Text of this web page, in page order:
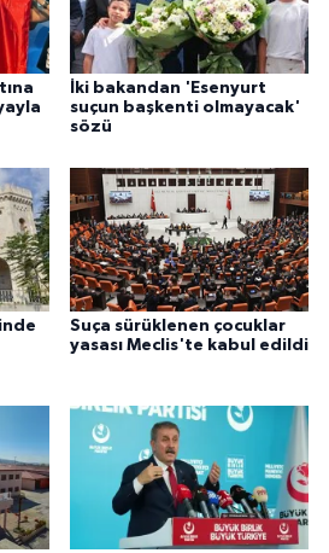
İki bakandan 'Esenyurt
suçun başkenti olmayacak'
sözü
Suça sürüklenen çocuklar
yasası Meclis'te kabul edildi